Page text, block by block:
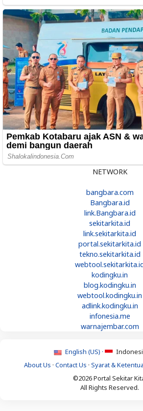
NETWORK
bangbara.com
Bangbara.id
link.Bangbara.id
sekitarkita.id
link.sekitarkita.id
portal.sekitarkita.id
tekno.sekitarkita.id
kodingku.in
blog.kodingku.in
webtool.kodingku.in
adlink.kodingku.in
infonesia.me
warnajembar.com
English (US) ·
About Us · Contact Us · Syarat &
©2026 Portal Sekitar
All Rights Reserved.